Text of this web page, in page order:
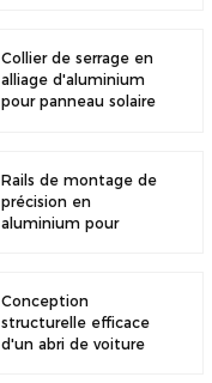
du véhicule
Collier de serrage en
alliage d'aluminium
pour panneau solaire
Rails de montage de
précision en
aluminium pour
Conception
structurelle efficace
d'un abri de voiture